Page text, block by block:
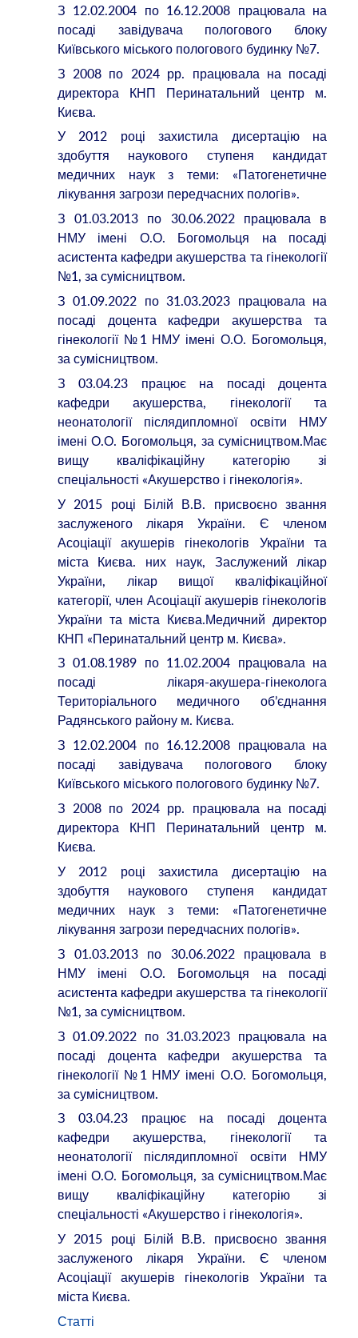
З 12.02.2004 по 16.12.2008 працювала на
посаді завідувача пологового блоку
Київського міського пологового будинку №7.
З 2008 по 2024 рр. працювала на посаді
директора КНП Перинатальний центр м.
Києва.
У 2012 році захистила дисертацію на
здобуття наукового ступеня кандидат
медичних наук з теми: «Патогенетичне
лікування загрози передчасних пологів».
З 01.03.2013 по 30.06.2022 працювала в
НМУ імені О.О. Богомольця на посаді
асистента кафедри акушерства та гінекології
№1, за сумісництвом.
З 01.09.2022 по 31.03.2023 працювала на
посаді доцента кафедри акушерства та
гінекології №1 НМУ імені О.О. Богомольця,
за сумісництвом.
З 03.04.23 працює на посаді доцента
кафедри акушерства, гінекології та
неонатології післядипломної освіти НМУ
імені О.О. Богомольця, за сумісництвом.Має
вищу кваліфікаційну категорію зі
спеціальності «Акушерство і гінекологія».
У 2015 році Білій В.В. присвоєно звання
заслуженого лікаря України. Є членом
Асоціації акушерів гінекологів України та
міста Києва. них наук, Заслужений лікар
України, лікар вищої кваліфікаційної
категорії, член Асоціації акушерів гінекологів
України та міста Києва.Медичний директор
КНП «Перинатальний центр м. Києва».
З 01.08.1989 по 11.02.2004 працювала на
посаді лікаря-акушера-гінеколога
Територіального медичного об’єднання
Радянського району м. Києва.
З 12.02.2004 по 16.12.2008 працювала на
посаді завідувача пологового блоку
Київського міського пологового будинку №7.
З 2008 по 2024 рр. працювала на посаді
директора КНП Перинатальний центр м.
Києва.
У 2012 році захистила дисертацію на
здобуття наукового ступеня кандидат
медичних наук з теми: «Патогенетичне
лікування загрози передчасних пологів».
З 01.03.2013 по 30.06.2022 працювала в
НМУ імені О.О. Богомольця на посаді
асистента кафедри акушерства та гінекології
№1, за сумісництвом.
З 01.09.2022 по 31.03.2023 працювала на
посаді доцента кафедри акушерства та
гінекології №1 НМУ імені О.О. Богомольця,
за сумісництвом.
З 03.04.23 працює на посаді доцента
кафедри акушерства, гінекології та
неонатології післядипломної освіти НМУ
імені О.О. Богомольця, за сумісництвом.Має
вищу кваліфікаційну категорію зі
спеціальності «Акушерство і гінекологія».
У 2015 році Білій В.В. присвоєно звання
заслуженого лікаря України. Є членом
Асоціації акушерів гінекологів України та
міста Києва.
Статті